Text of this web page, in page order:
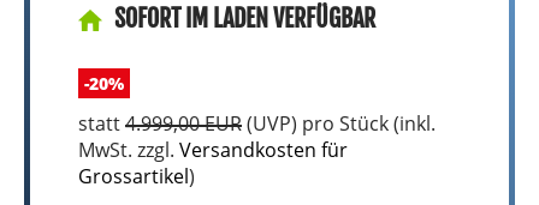
SOFORT IM LADEN VERFÜGBAR
-20%
statt4.999,00 EUR(UVP) pro Stück (inkl.
MwSt. zzgl. Versandkosten für
Grossartikel)